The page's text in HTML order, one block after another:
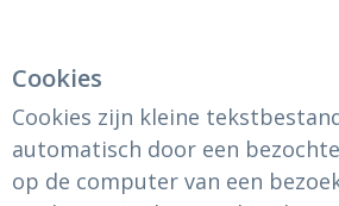
Cookies
Cookies zijn kleine
automatisch door een
op de computer van een